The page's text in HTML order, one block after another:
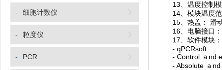
- 细胞计数仪
- 粒度仪
- PCR
13、温度控制模
14、模块温度范
15、热盖： 滑动
16、电脑接口：
17、软件模块：
- qPCRsoft
- Control ａnd
- Absolute ａnd